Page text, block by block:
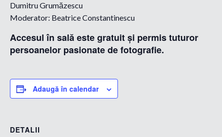
Dumitru Grumăzescu
Moderator: Beatrice Constantinescu
Accesul în sală este gratuit şi permis tuturor
persoanelor pasionate de fotografie.
Adaugă în calendar
DETALII